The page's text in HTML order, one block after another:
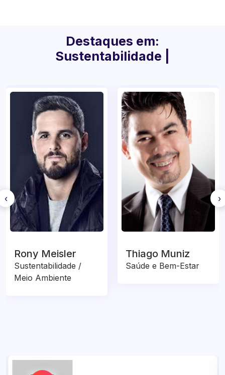
Destaques em:
Sustentabilidade / Meio
Rony Meisler
Sustentabilidade /
Thiago Muniz